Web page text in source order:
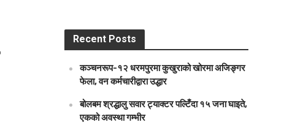
Recent Posts
कञ्चनरूप-१२ धरमपुरमा कुखुराको खोरमा अजिङ्गर
फेला, वन कर्मचारीद्वारा उद्धार
बोलबम श्रद्धालु सवार ट्याक्टर पल्टिँदा १५ जना घाइते,
एकको अवस्था गम्भीर